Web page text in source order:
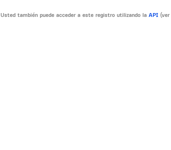
Usted también puede acceder a este registro utilizando la API (ver